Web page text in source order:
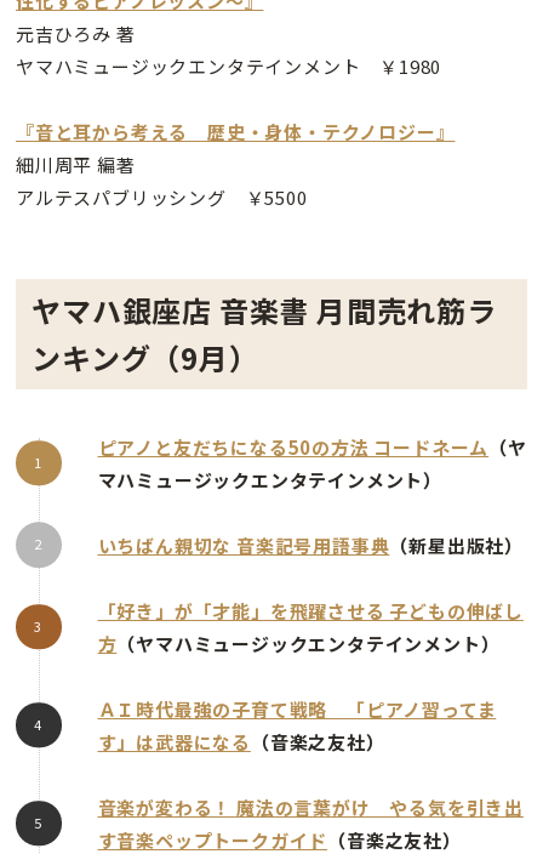
元吉ひろみ 著
ヤマハミュージックエンタテインメント ￥1980
『音と耳から考える 歴史・身体・テクノロジー』
細川周平 編著
アルテスパブリッシング ￥5500
ヤマハ銀座店 音楽書 月間売れ筋ラ
ンキング（9月）
ピアノと友だちになる50の方法 コードネーム （ヤ
マハミュージックエンタテインメント）
いちばん親切な 音楽記号用語事典 （新星出版社）
「好き」が「才能」を飛躍させる 子どもの伸ばし
方 （ヤマハミュージックエンタテインメント）
ＡＩ時代最強の子育て戦略 「ピアノ習ってま
す」は武器になる
（音楽之友社）
音楽が変わる！ 魔法の言葉がけ やる気を引き出
す音楽ペップトークガイド （音楽之友社）